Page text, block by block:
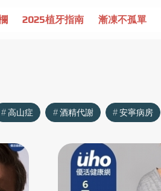
2025植牙指南 漸凍不孤單
高山症 酒精代謝 安寧病房